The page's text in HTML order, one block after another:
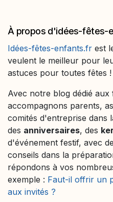
À propos d'idées-fêtes-
Idées-fêtes-enfants.fr est
veulent le meilleur pour
astuces pour toutes fêtes !
Avec notre blog dédié
accompagnons parents,
comités d'entreprise dans
des anniversaires, des
d'événement festif, avec
conseils dans la
répondons à vos
exemple : Faut-il offrir un
aux invités ?